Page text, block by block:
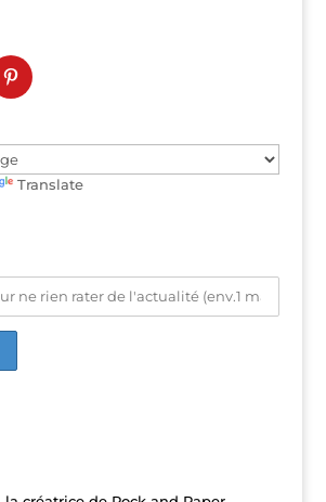
Translate